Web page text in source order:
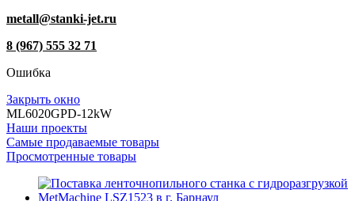
metall@stanki-jet.ru
8 (967) 555 32 71
Ошибка
Закрыть окно
ML6020GPD-12kW
Наши проекты
Самые продаваемые товары
Просмотренные товары